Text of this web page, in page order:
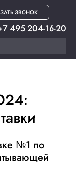
ЗВОНОК
495 204-16-20
№1 по